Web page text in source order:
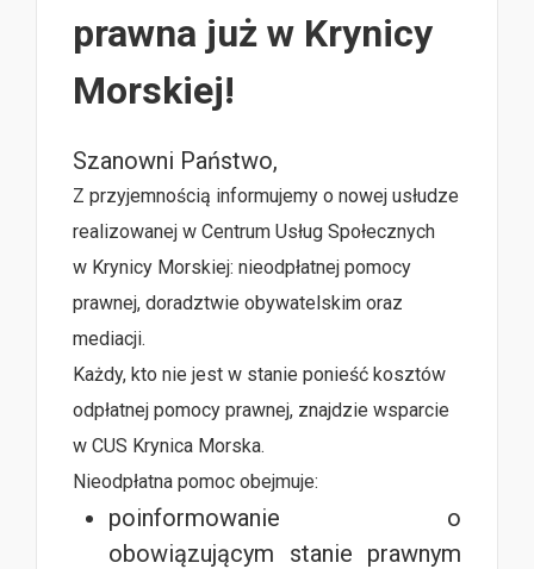
prawna już w Krynicy
Morskiej!
Szanowni Państwo,
Z przyjemnością informujemy o nowej usłudze
realizowanej w Centrum Usług Społecznych
w Krynicy Morskiej: nieodpłatnej pomocy
prawnej, doradztwie obywatelskim oraz
mediacji.
Każdy, kto nie jest w stanie ponieść kosztów
odpłatnej pomocy prawnej, znajdzie wsparcie
w CUS Krynica Morska.
Nieodpłatna pomoc obejmuje:
poinformowanie o
obowiązującym stanie prawnym